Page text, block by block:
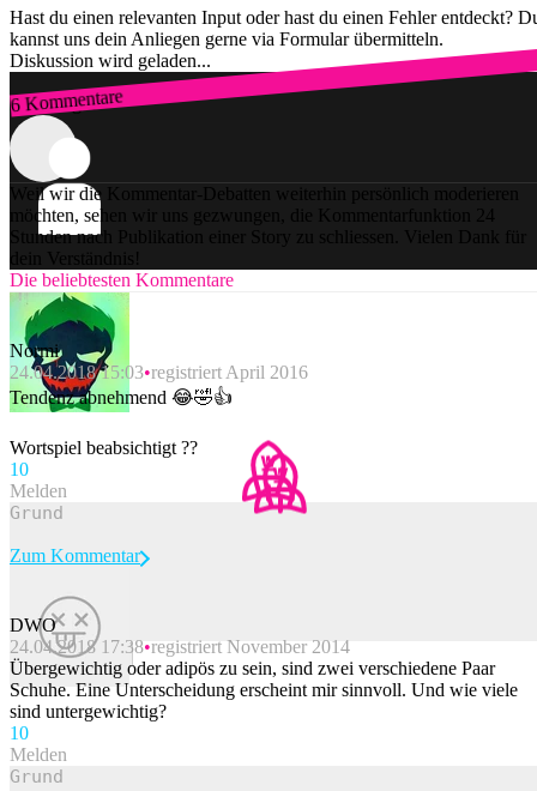
Hast du einen relevanten Input oder hast du einen Fehler entdeckt?
kannst uns dein Anliegen gerne via Formular übermitteln.
Diskussion wird geladen...
6 Kommentare
Zum Login
Weil wir die Kommentar-Debatten weiterhin persönlich moderieren
möchten, sehen wir uns gezwungen, die Kommentarfunktion 24
Stunden nach Publikation einer Story zu schliessen. Vielen Dank für
dein Verständnis!
Die beliebtesten Kommentare
Normi
24.04.2018 15:03 registriert April 2016
Tendenz abnehmend 😂🤣👍
Wortspiel beabsichtigt ??
10
Melden
Beitrag melden
Zum Kommentar
DWO
24.04.2018 17:38 registriert November 2014
Übergewichtig oder adipös zu sein, sind zwei verschiedene Paar
Schuhe. Eine Unterscheidung erscheint mir sinnvoll. Und wie viele
sind untergewichtig?
10
Melden